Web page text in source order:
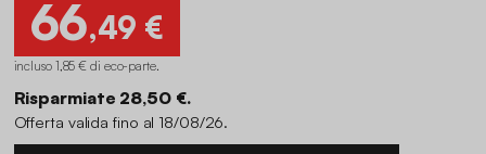
66,49 €
incluso 1,85 € di eco-parte.
Risparmiate 28,50 €.
Offerta valida fino al 18/08/26.